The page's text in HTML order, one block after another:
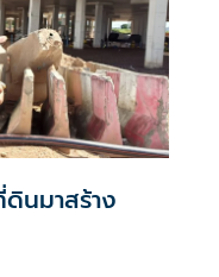
นมาสร้าง